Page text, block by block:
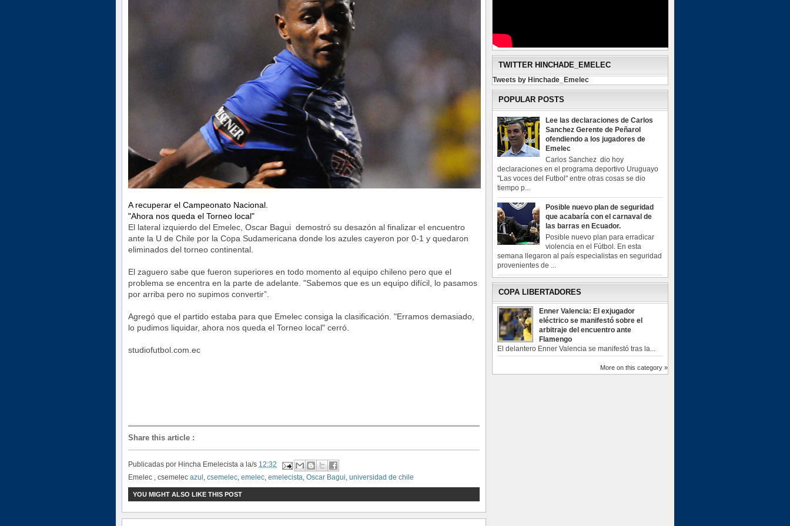
A recuperar el Campeonato Nacional.
"Ahora nos queda el Torneo local"
El lateral izquierdo del Emelec, Oscar Bagui demostró su desazón al finalizar el encuentro
ante la U de Chile por la Copa Sudamericana donde los azules cayeron por 0-1 y quedaron
eliminados del torneo continental.
El zaguero sabe que fueron superiores en todo momento al equipo chileno pero que el
problema se encentra en la parte de adelante. "Sabemos que es un equipo difícil, lo pasamos
por arriba pero no supimos convertir”.
Agregó que el partido estaba para que Emelec consiga la clasificación. "Erramos demasiado,
lo pudimos liquidar, ahora nos queda el Torneo local" cerró.
studiofutbol.com.ec
Share this article :
Publicadas por Hincha Emelecista a la/s 12:32
Emelec , csemelec azul , csemelec, emelec, emelecista, Oscar Bagui, universidad de chile
YOU MIGHT ALSO LIKE THIS POST
TWITTER HINCHADE_EMELEC
Tweets by Hinchade_Emelec
POPULAR POSTS
Lee las declaraciones de Carlos
Sanchez Gerente de Peñarol
ofendiendo a los jugadores de
Emelec
Carlos Sanchez dio hoy
declaraciones en el programa deportivo Uruguayo
"Las voces del Futbol" entre otras cosas se dio
tiempo p...
Posible nuevo plan de seguridad
que acabaría con el carnaval de
las barras en Ecuador.
Posible nuevo plan para erradicar
violencia en el Fútbol. En esta
semana llegaron al país especialistas en seguridad
provenientes de ...
COPA LIBERTADORES
Enner Valencia: El exjugador
eléctrico se manifestó sobre el
arbitraje del encuentro ante
Flamengo
El delantero Enner Valencia se manifestó tras la...
More on this category »